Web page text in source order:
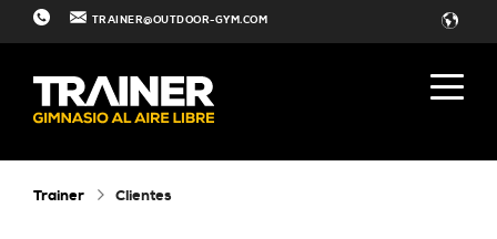
TRAINER@OUTDOOR-GYM.COM
Trainer Clientes